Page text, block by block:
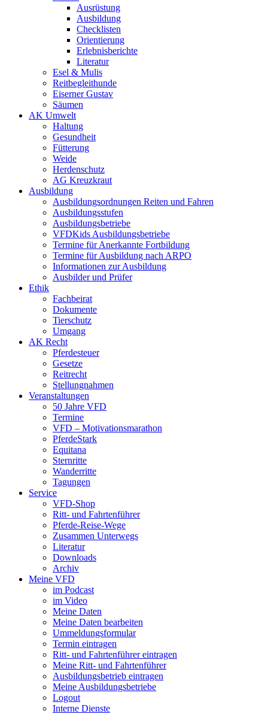
Ausrüstung
Ausbildung
Checklisten
Orientierung
Erlebnisberichte
Literatur
Esel & Mulis
Reitbegleithunde
Eiserner Gustav
Säumen
AK Umwelt
Haltung
Gesundheit
Fütterung
Weide
Herdenschutz
AG Kreuzkraut
Ausbildung
Ausbildungsordnungen Reiten und Fahren
Ausbildungsstufen
Ausbildungsbetriebe
VFDKids Ausbildungsbetriebe
Termine für Anerkannte Fortbildung
Termine für Ausbildung nach ARPO
Informationen zur Ausbildung
Ausbilder und Prüfer
Ethik
Fachbeirat
Dokumente
Tierschutz
Umgang
AK Recht
Pferdesteuer
Gesetze
Reitrecht
Stellungnahmen
Veranstaltungen
50 Jahre VFD
Termine
VFD – Motivationsmarathon
PferdeStark
Equitana
Sternritte
Wanderritte
Tagungen
Service
VFD-Shop
Ritt- und Fahrtenführer
Pferde-Reise-Wege
Zusammen Unterwegs
Literatur
Downloads
Archiv
Meine VFD
im Podcast
im Video
Meine Daten
Meine Daten bearbeiten
Ummeldungsformular
Termin eintragen
Ritt- und Fahrtenführer eintragen
Meine Ritt- und Fahrtenführer
Ausbildungsbetrieb eintragen
Meine Ausbildungsbetriebe
Logout
Interne Dienste